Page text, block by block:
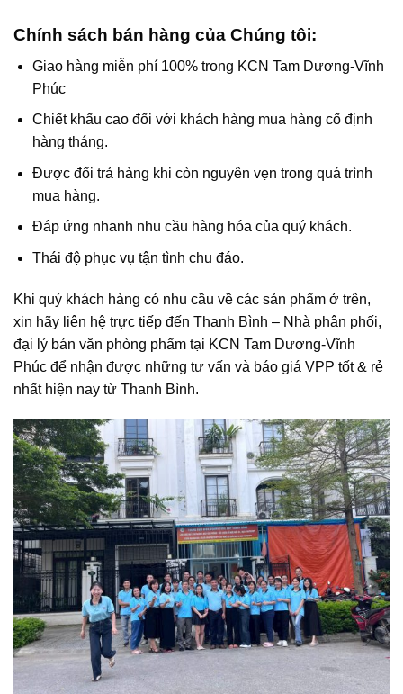
Chính sách bán hàng của Chúng tôi:
Giao hàng miễn phí 100% trong KCN Tam Dương-Vĩnh
Phúc
Chiết khấu cao đối với khách hàng mua hàng cố định
hàng tháng.
Được đổi trả hàng khi còn nguyên vẹn trong quá trình
mua hàng.
Đáp ứng nhanh nhu cầu hàng hóa của quý khách.
Thái độ phục vụ tận tình chu đáo.
Khi quý khách hàng có nhu cầu về các sản phẩm ở trên,
xin hãy liên hệ trực tiếp đến Thanh Bình – Nhà phân phối,
đại lý bán văn phòng phẩm tại KCN Tam Dương-Vĩnh
Phúc để nhận được những tư vấn và báo giá VPP tốt & rẻ
nhất hiện nay từ Thanh Bình.